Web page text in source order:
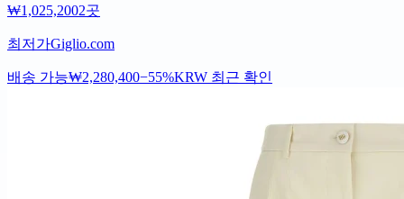
₩1,025,2002곳
최저가Giglio.com
배송 가능₩2,280,400−55%KRW 최근 확인